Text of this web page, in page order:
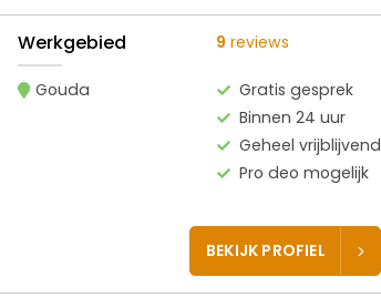
Werkgebied
Gouda
9 reviews
Gratis gesprek
Binnen 24 uur
Geheel vrijblijvend
Pro deo mogelijk
BEKIJK PROFIEL